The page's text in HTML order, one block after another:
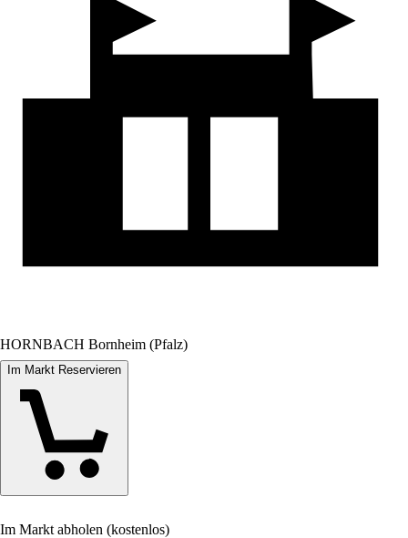
HORNBACH Bornheim (Pfalz)
Im Markt Reservieren
Im Markt abholen (kostenlos)